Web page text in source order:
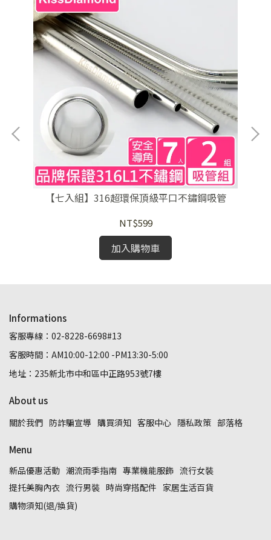
【七入組】316超環保頂級平口不鏽鋼吸管
NT$599
加入購物車
Informations
客服專線：02-8228-6698#13
客服時間：AM10:00-12:00 -PM13:30-5:00
地址：235新北市中和區中正路953號7樓
About us
關於我們 防詐騙宣導 購買須知 客服中心 隱私政策 部落格
Menu
新品優惠活動 潮流雨季指南 專業機能服飾 流行女裝
提托美胸內衣 流行男裝 時尚穿搭配件 家居生活百貨
購物須知(退/換貨)